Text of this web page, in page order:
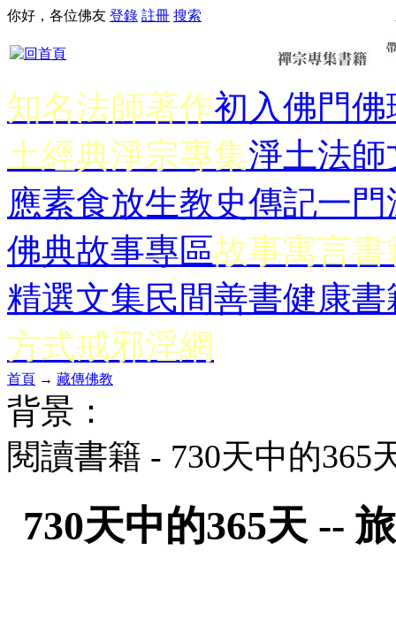
你好，各位佛友 登錄 註冊 搜索
知名法師著作初入佛門佛
土經典淨宗專集淨土法師
應素食放生教史傳記一門
佛典故事專區故事寓言書
精選文集民間善書健康書
方式戒邪淫網
首頁 → 藏傳佛教
背景：
閱讀書籍 - 730天中的
730天中的365天 --